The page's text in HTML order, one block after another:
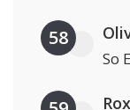
58
So